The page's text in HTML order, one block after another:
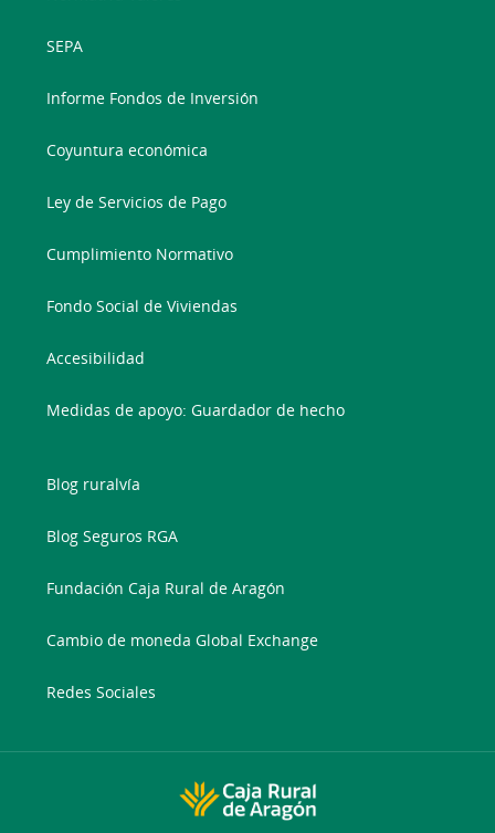
SEPA
Informe Fondos de Inversión
Coyuntura económica
Ley de Servicios de Pago
Cumplimiento Normativo
Fondo Social de Viviendas
Accesibilidad
Medidas de apoyo: Guardador de hecho
Blog ruralvía
Blog Seguros RGA
Fundación Caja Rural de Aragón
Cambio de moneda Global Exchange
Redes Sociales